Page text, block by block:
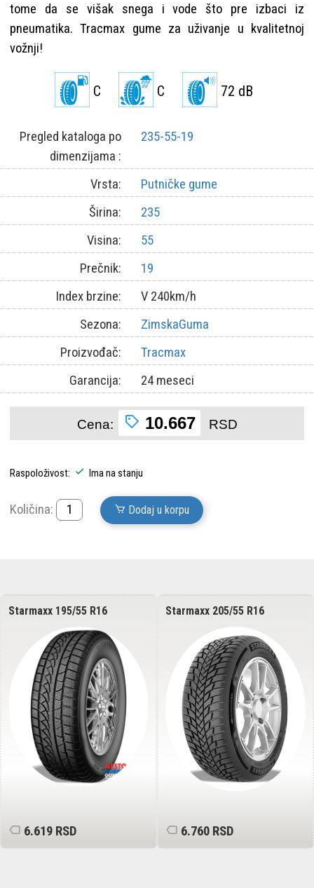
tome da se višak snega i vode što pre izbaci iz
pneumatika. Tracmax gume za uživanje u kvalitetnoj
vožnji!
C C 72 dB
Pregled kataloga po
dimenzijama :
235-55-19
Vrsta:
Putničke gume
Širina:
235
Visina:
55
Prečnik:
19
Index brzine:
V 240km/h
Sezona:
ZimskaGuma
Proizvođač:
Tracmax
Garancija:
24 meseci
Cena: 10.667 RSD
Raspoloživost: Ima na stanju
Količina: Dodaj u korpu
Starmaxx 195/55 R16
Icegripper W850 87H
6.619 RSD
Starmaxx 205/55 R16
6.760 RSD